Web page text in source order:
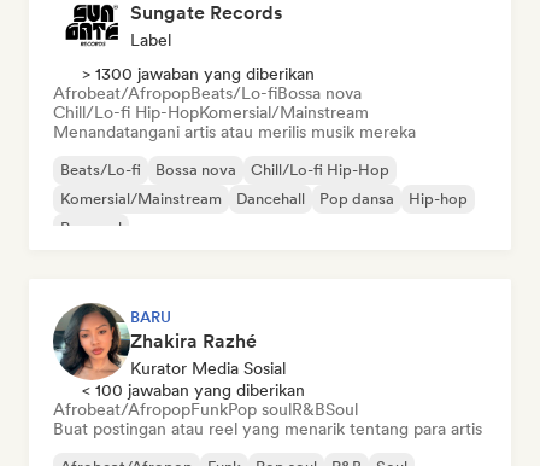
Sungate Records
Label
> 1300 jawaban yang diberikan
Afrobeat/AfropopBeats/Lo-fiBossa nova
Chill/Lo-fi Hip-HopKomersial/Mainstream
Menandatangani artis atau merilis musik mereka
Beats/Lo-fi Bossa nova
Chill/Lo-fi Hip-Hop
Komersial/Mainstream
Dancehall Pop dansa
Hip-hop
Pop soul
BARU
Zhakira Razhé
Kurator Media Sosial
< 100 jawaban yang diberikan
Afrobeat/AfropopFunkPop soulR&BSoul
Buat postingan atau reel yang menarik tentang para artis